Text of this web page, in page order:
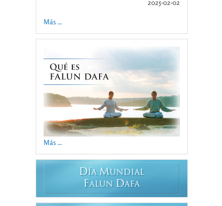
2025-02-02
Más ...
Más ...
DÍA MUNDIAL
FALUN DAFA